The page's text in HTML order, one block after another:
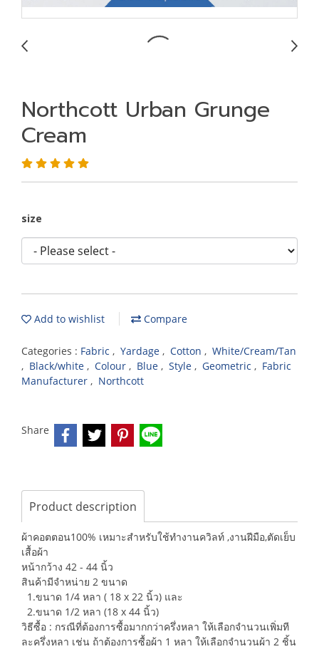
Northcott Urban Grunge
Cream
size
Add to wishlist Compare
Categories : Fabric , Yardage , Cotton , White/Cream/Tan
, Black/white , Colour , Blue , Style , Geometric , Fabric
Manufacturer , Northcott
Share
Product description
ผ้าคอตตอน100% เหมาะสำหรับใช้ทำงานควิลท์ ,งานฝีมือ,ตัดเย็บ
เสื้อผ้า
หน้ากว้าง 42 - 44 นิ้ว
สินค้ามีจำหน่าย 2 ขนาด
1.ขนาด 1/4 หลา ( 18 x 22 นิ้ว) และ
2.ขนาด 1/2 หลา (18 x 44 นิ้ว)
วิธีซื้อ : กรณีที่ต้องการซื้อมากกว่าครึ่งหลา ให้เลือกจำนวนเพิ่มที
ละครึ่งหลา เช่น ถ้าต้องการซื้อผ้า 1 หลา ให้เลือกจำนวนผ้า 2 ชิ้น